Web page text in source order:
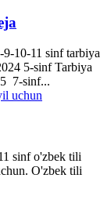
10-11 sinf tarbiya
5-sinf Tarbiya
7-sinf...
sinf o'zbek tili
O'zbek tili